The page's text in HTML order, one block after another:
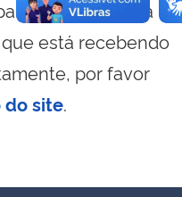
visualizar essa
está recebendo
por favor
do site.